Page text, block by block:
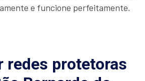
e funcione perfeitamente.
redes protetoras